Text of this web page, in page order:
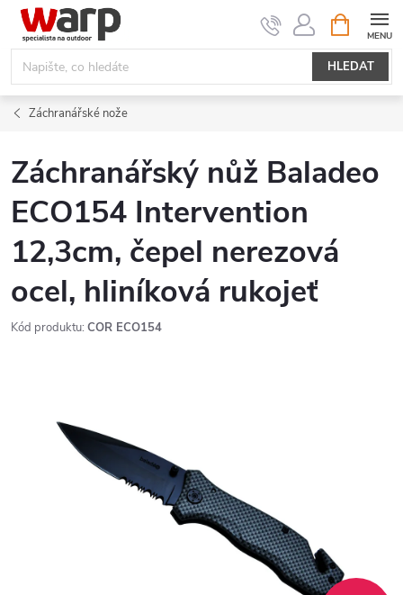
Přejít
obsah
HLEDAT
NÁKUPNÍ
KOŠÍK
Záchranářské nože
Záchranářský nůž Baladeo
ECO154 Intervention
12,3cm, čepel nerezová
ocel, hliníková rukojeť
Kód produktu: COR ECO154